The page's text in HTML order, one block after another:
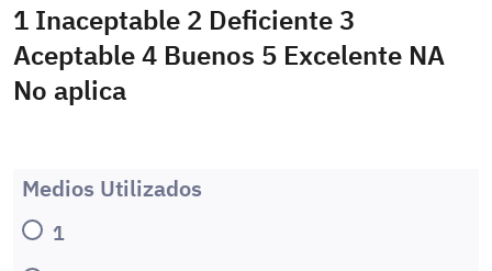
1 Inaceptable 2 Deficiente 3
Aceptable 4 Buenos 5 Excelente NA
No aplica
Medios Utilizados
1